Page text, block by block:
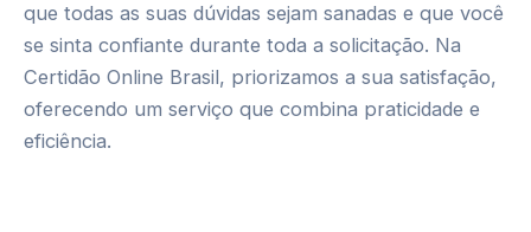
que todas as suas dúvidas sejam sanadas e que você
se sinta confiante durante toda a solicitação. Na
Certidão Online Brasil, priorizamos a sua satisfação,
oferecendo um serviço que combina praticidade e
eficiência.